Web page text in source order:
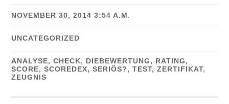
NOVEMBER 30, 2014 3:54 A.M.
UNCATEGORIZED
ANALYSE,CHECK, DIEBEWERTUNG , RATING ,
SCORE,SCOREDEX,SERIÖS? ,TEST,ZERTIFIKAT,
ZEUGNIS